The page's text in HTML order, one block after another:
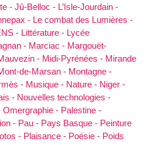
- Jû-Belloc - L’Isle-Jourdain -
- Le combat des Lumières -
- Littérature - Lycée
- Marciac - Margouët-
- Midi-Pyrénées - Mirande
de-Marsan - Montagne -
- Musique - Nature - Niger -
- Nouvelles technologies -
Omergraphie - Palestine -
- Pau - Pays Basque - Peinture
- Plaisance - Poésie - Poids